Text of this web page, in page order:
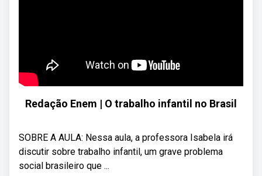
Redação Enem | O trabalho infantil no Brasil
SOBRE A AULA: Nessa aula, a professora Isabela irá
discutir sobre trabalho infantil, um grave problema
social brasileiro que ...